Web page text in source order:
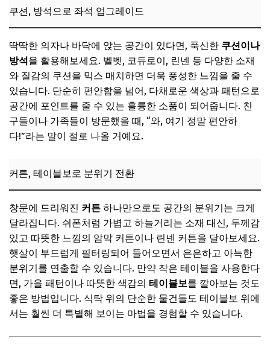
쿠션, 방석으로 좌석 업그레이드
딱딱한 의자나 바닥에 앉는 공간이 있다면, 푹신한 쿠션이나
방석을 활용해보세요. 벨벳, 코듀로이, 린넨 등 다양한 소재
와 질감의 쿠션을 믹스 매치하면 더욱 풍성한 느낌을 줄 수
있습니다. 단순히 편안함을 넘어, 다채로운 색상과 패턴으로
공간에 포인트를 줄 수 있는 훌륭한 소품이 되어줍니다. 친
구들이나 가족들이 방문했을 때, “와, 여기 정말 편안하
다!”라는 말이 절로 나올 거예요.
커튼, 테이블보로 분위기 전환
창문에 드리워진 커튼 하나만으로도 공간의 분위기는 크게
달라집니다. 쉬폰처럼 가볍고 하늘거리는 소재 대신, 두께감
있고 따뜻한 느낌의 암막 커튼이나 린넨 커튼을 달아보세요.
햇살이 부드럽게 필터링되어 들어오면서 은은하고 아늑한
분위기를 연출할 수 있습니다. 만약 작은 테이블을 사용한다
면, 가을 패턴이나 따뜻한 색감의 테이블보를 깔아보는 것도
좋은 방법입니다. 식탁 위의 단순한 물건들도 테이블보 위에
서는 훨씬 더 특별해 보이는 마법을 경험할 수 있습니다.